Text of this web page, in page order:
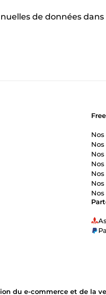
de données
du e-commerce et de la